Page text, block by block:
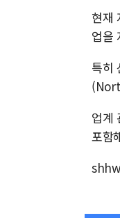
현재
업을
특히
업계
포함